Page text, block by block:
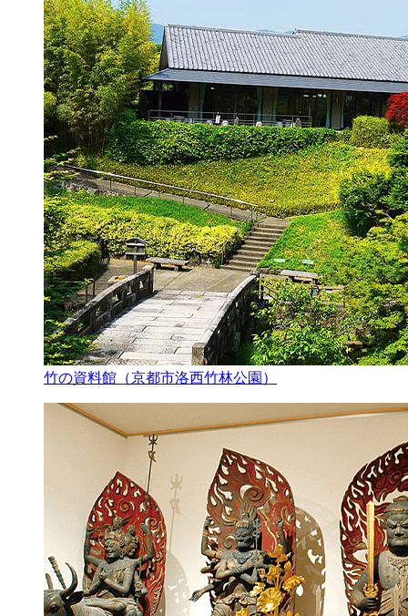
竹の資料館（京都市洛西竹林公園）